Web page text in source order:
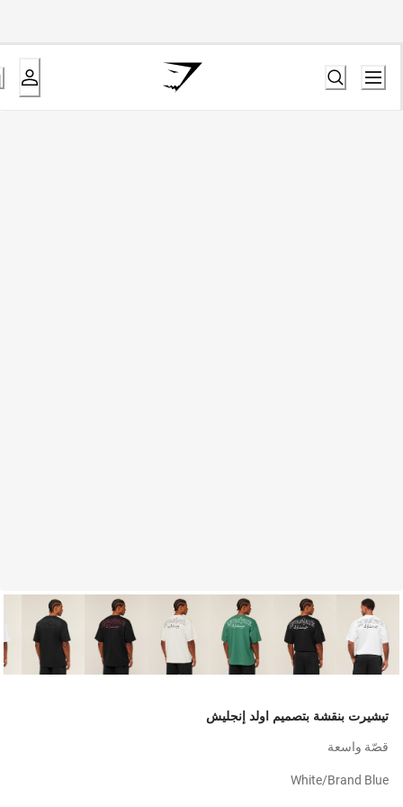
تيشيرت بنقشة بتصميم اولد إنجليش
قصّة واسعة
White/brand Blue